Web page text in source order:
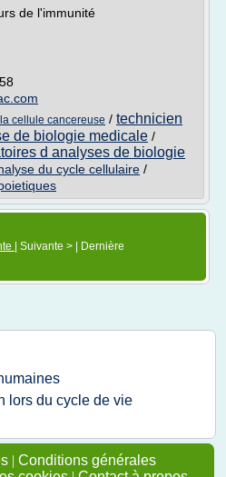
de l'immunité
cellule cancereuse / technicien
de biologie medicale /
d analyses de biologie
du cycle cellulaire /
| Suivante > | Dernière
lors du cycle de vie
| Conditions générales